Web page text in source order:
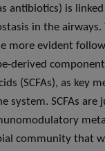
antibiotics) is
in the
more evident
derived
(SCFAs), as key
system. SCFAs are
community that